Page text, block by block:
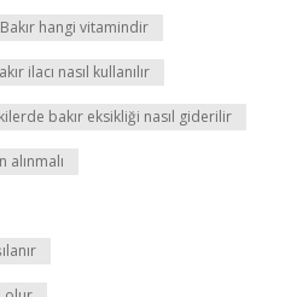
Bakır hangi vitamindir
ilacı nasıl kullanılır
bakır eksikliği nasıl giderilir
alınmalı